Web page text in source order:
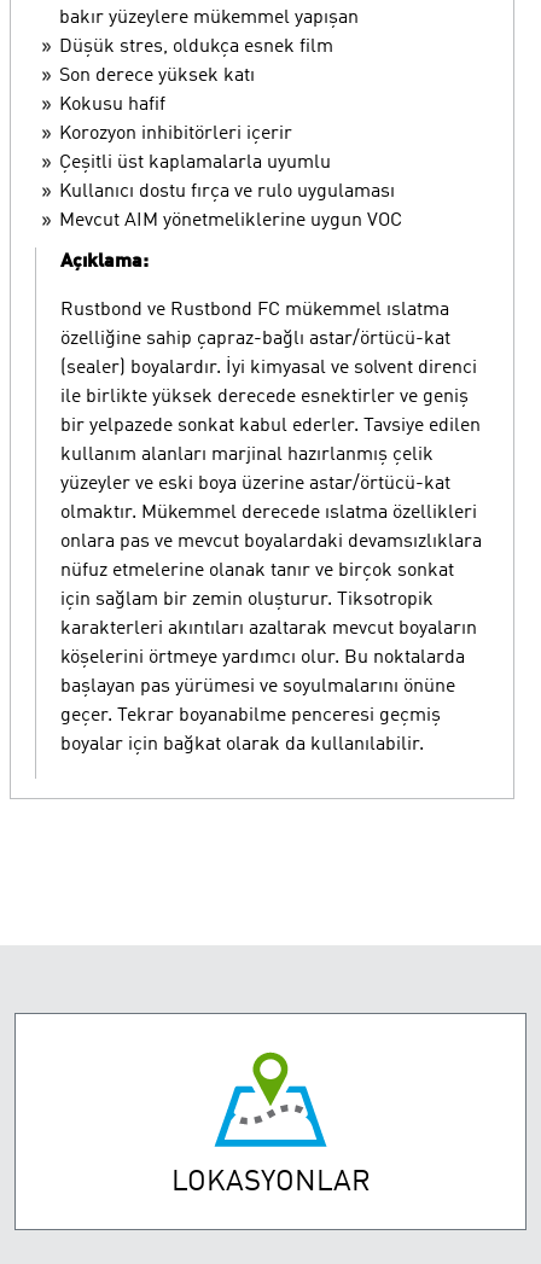
bakır yüzeylere mükemmel yapışan
Düşük stres, oldukça esnek film
Son derece yüksek katı
Kokusu hafif
Korozyon inhibitörleri içerir
Çeşitli üst kaplamalarla uyumlu
Kullanıcı dostu fırça ve rulo uygulaması
Mevcut AIM yönetmeliklerine uygun VOC
Açıklama:
Rustbond ve Rustbond FC mükemmel ıslatma
özelliğine sahip çapraz-bağlı astar/örtücü-kat
(sealer) boyalardır. İyi kimyasal ve solvent direnci
ile birlikte yüksek derecede esnektirler ve geniş
bir yelpazede sonkat kabul ederler. Tavsiye edilen
kullanım alanları marjinal hazırlanmış çelik
yüzeyler ve eski boya üzerine astar/örtücü-kat
olmaktır. Mükemmel derecede ıslatma özellikleri
onlara pas ve mevcut boyalardaki devamsızlıklara
nüfuz etmelerine olanak tanır ve birçok sonkat
için sağlam bir zemin oluşturur. Tiksotropik
karakterleri akıntıları azaltarak mevcut boyaların
köşelerini örtmeye yardımcı olur. Bu noktalarda
başlayan pas yürümesi ve soyulmalarını önüne
geçer. Tekrar boyanabilme penceresi geçmiş
boyalar için bağkat olarak da kullanılabilir.
LOKASYONLAR